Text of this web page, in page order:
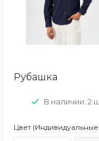
Рубашка
В наличии: 2
Цвет